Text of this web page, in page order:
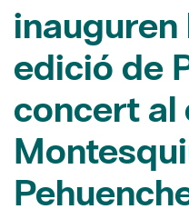
concert al
Bravo